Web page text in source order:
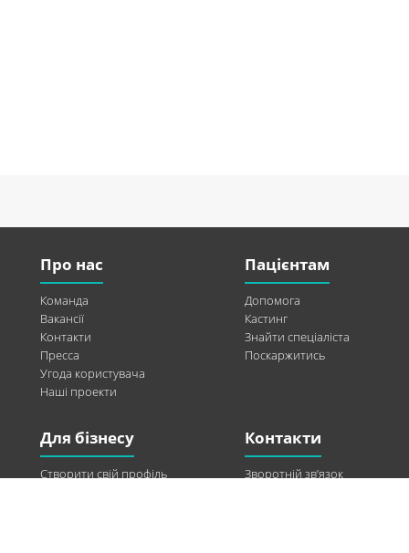
Про нас
Команда
Вакансії
Контакти
Пресса
Угода користувача
Наші проекти
Пацієнтам
Допомога
Кастинг
Знайти спеціаліста
Поскаржитись
Для бізнесу
Створити свій профіль
Контакти
Зворотній зв’язок